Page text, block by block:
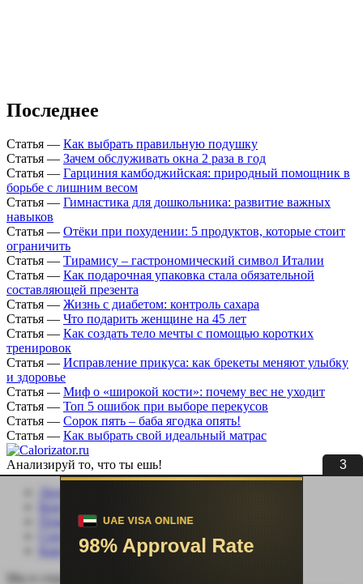
3
Последнее
Статья — Как выбрать правильную подушку
Статья — Зачем обслуживать окна 2 раза в год
Статья — Гарциния камбоджийская: природный помощник в
борьбе с лишним весом
Статья — Гимнастика для дошкольника: развитие важных
навыков
Статья — Отёки при похудении: 5 продуктов, которые стоит
ограничить
Статья — Тирамису – гастрономический символ Италии
Статья — Как подарочная упаковка стала обязательной
составляющей презента
Статья — Жизнь с диабетом: контроль сахара
Статья — Что подарить женщине на 45 лет
Статья — Как создать тело мечты с помощью коротких
тренировок
Статья — Исправление прикуса: как брекеты меняют улыбку
и здоровье
Статья — Миф о «широкой кости»: почему вес не уходит
Статья — Топ 5 ошибок при выборе перекусов
Статья — Сорок пять – баба ягодка опять!
Статья — Как выбрать свой идеальный матрас
Анализируй то, что ты ешь!
Личный кабинет
Помощь сайту
Соцсети
Карта сайта
Мы в социальных сетях: